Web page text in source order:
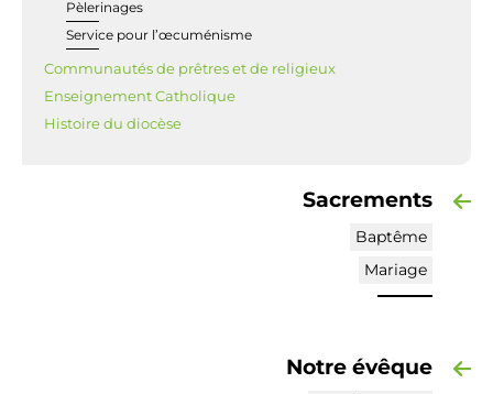
Pèlerinages
Service pour l’œcuménisme
Communautés de prêtres et de religieux
Enseignement Catholique
Histoire du diocèse
Sacrements
Baptême
Mariage
Notre évêque